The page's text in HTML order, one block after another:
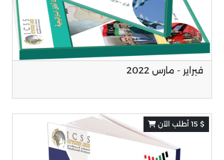
فبراير - مارس 2022
$ 15 أطلب الآن